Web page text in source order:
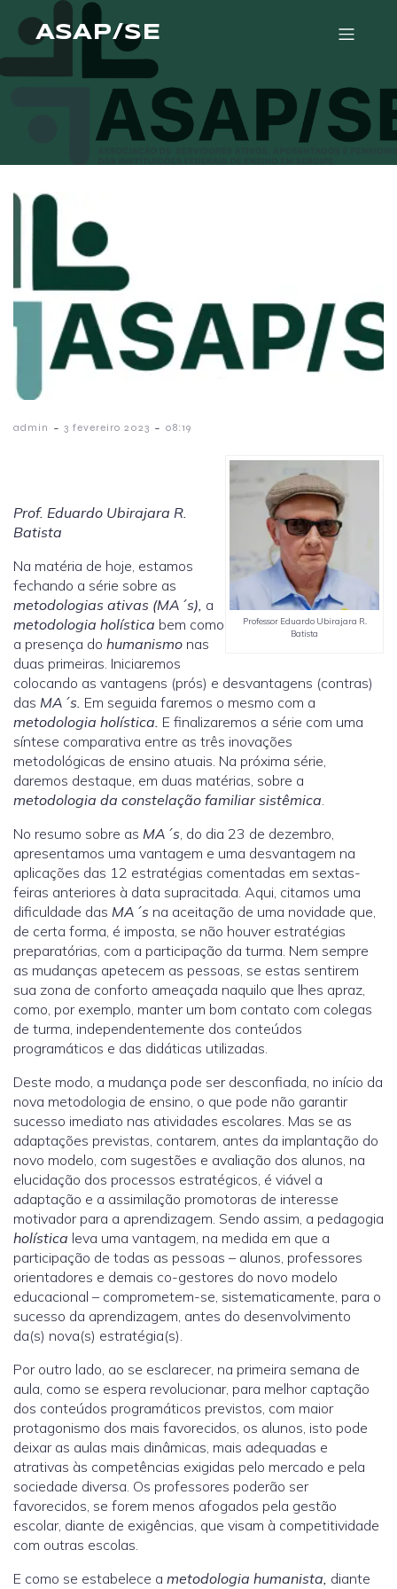
ASAP/SE
admin - 3 fevereiro 2023 - 08:19
Professor Eduardo Ubirajara R.
Batista
Prof. Eduardo Ubirajara R.
Batista
Na matéria de hoje, estamos
fechando a série sobre as
metodologias ativas (MA´s), a
metodologia holística bem como
a presença do humanismo nas
duas primeiras. Iniciaremos
colocando as vantagens (prós) e desvantagens (contras)
das MA´s. Em seguida faremos o mesmo com a
metodologia holística. E finalizaremos a série com uma
síntese comparativa entre as três inovações
metodológicas de ensino atuais. Na próxima série,
daremos destaque, em duas matérias, sobre a
metodologia da constelação familiar sistêmica.
No resumo sobre as MA´s, do dia 23 de dezembro,
apresentamos uma vantagem e uma desvantagem na
aplicações das 12 estratégias comentadas em sextas-
feiras anteriores à data supracitada. Aqui, citamos uma
dificuldade das MA´s na aceitação de uma novidade que,
de certa forma, é imposta, se não houver estratégias
preparatórias, com a participação da turma. Nem sempre
as mudanças apetecem as pessoas, se estas sentirem
sua zona de conforto ameaçada naquilo que lhes apraz,
como, por exemplo, manter um bom contato com colegas
de turma, independentemente dos conteúdos
programáticos e das didáticas utilizadas.
Deste modo, a mudança pode ser desconfiada, no início da
nova metodologia de ensino, o que pode não garantir
sucesso imediato nas atividades escolares. Mas se as
adaptações previstas, contarem, antes da implantação do
novo modelo, com sugestões e avaliação dos alunos, na
elucidação dos processos estratégicos, é viável a
adaptação e a assimilação promotoras de interesse
motivador para a aprendizagem. Sendo assim, a pedagogia
holística leva uma vantagem, na medida em que a
participação de todas as pessoas – alunos, professores
orientadores e demais co-gestores do novo modelo
educacional – comprometem-se, sistematicamente, para o
sucesso da aprendizagem, antes do desenvolvimento
da(s) nova(s) estratégia(s).
Por outro lado, ao se esclarecer, na primeira semana de
aula, como se espera revolucionar, para melhor captação
dos conteúdos programáticos previstos, com maior
protagonismo dos mais favorecidos, os alunos, isto pode
deixar as aulas mais dinâmicas, mais adequadas e
atrativas às competências exigidas pelo mercado e pela
sociedade diversa. Os professores poderão ser
favorecidos, se forem menos afogados pela gestão
escolar, diante de exigências, que visam à competitividade
com outras escolas.
E como se estabelece a metodologia humanista, diante